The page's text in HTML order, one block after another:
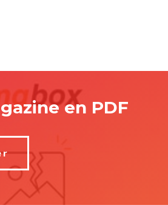
en PDF